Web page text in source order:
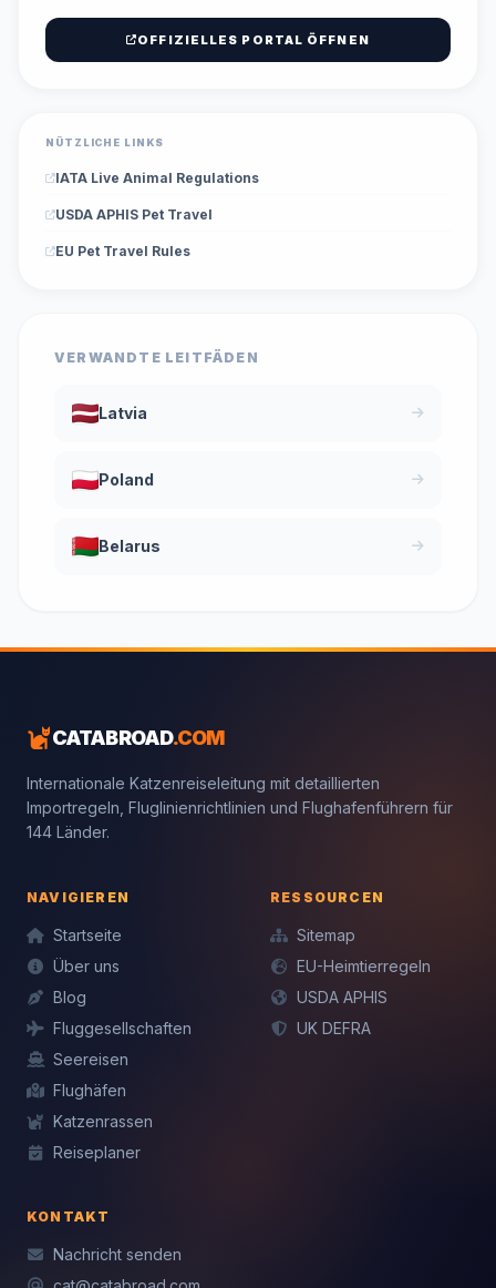
OFFIZIELLES PORTAL ÖFFNEN
NÜTZLICHE LINKS
IATA Live Animal Regulations
USDA APHIS Pet Travel
EU Pet Travel Rules
VERWANDTE LEITFÄDEN
Latvia
Poland
Belarus
CATABROAD.COM
Internationale Katzenreiseleitung mit detaillierten
Importregeln, Fluglinienrichtlinien und Flughafenführern für
144 Länder.
NAVIGIEREN
Startseite
Über uns
Blog
Fluggesellschaften
Seereisen
Flughäfen
Katzenrassen
Reiseplaner
RESSOURCEN
Sitemap
EU-Heimtierregeln
USDA APHIS
UK DEFRA
KONTAKT
Nachricht senden